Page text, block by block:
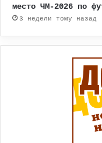
место ЧМ-2026 по
3 недели тому назад